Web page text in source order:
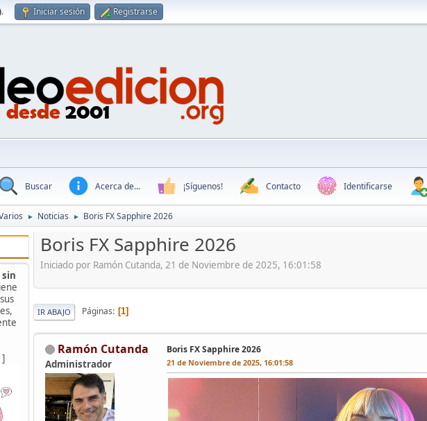
. Iniciar sesión Registrarse
Buscar Acerca de... ¡Síguenos! Contacto Identificarse
► Noticias ► Boris FX Sapphire 2026
sin
]
Boris FX Sapphire 2026
Iniciado por Ramón Cutanda, 21 de Noviembre de 2025, 16:01:58
IR ABAJO Páginas 1
Ramón Cutanda
Administrador
Boris FX Sapphire 2026
21 de Noviembre de 2025, 16:01:58